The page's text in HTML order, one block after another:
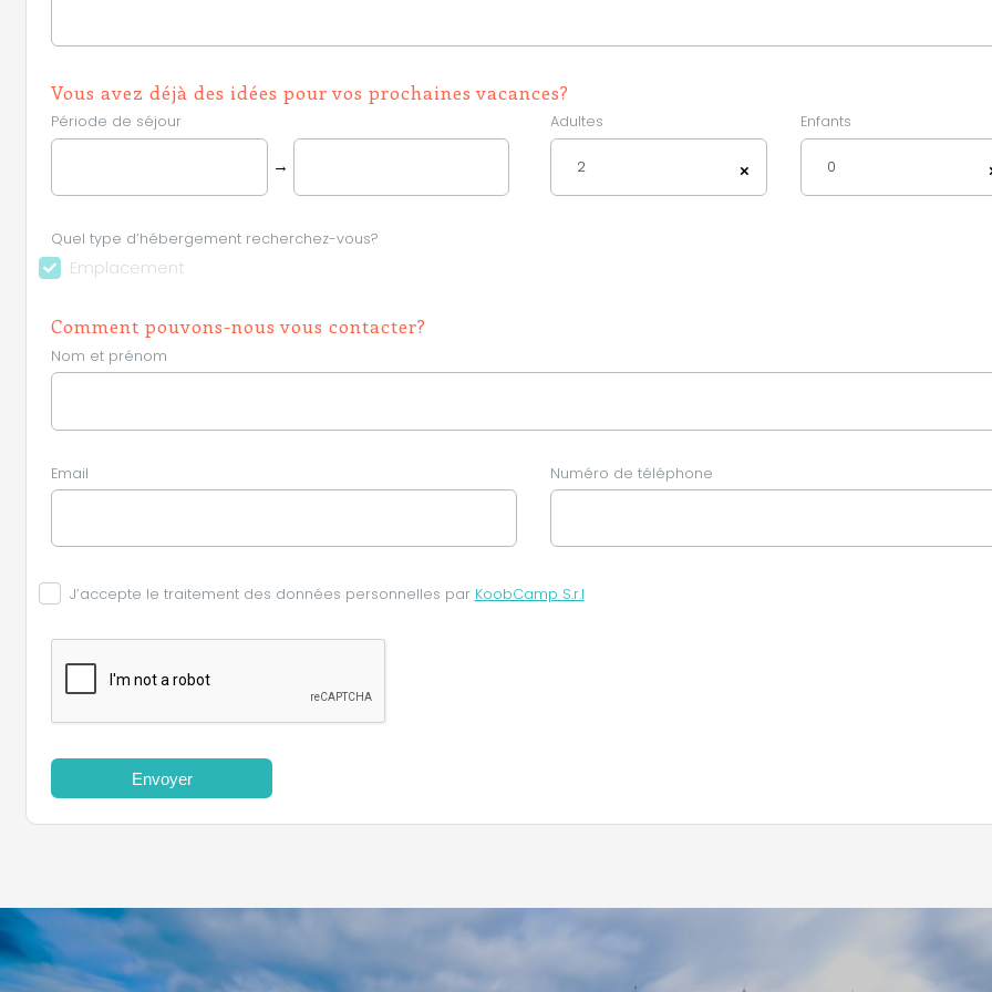
Vous avez déjà des idées pour vos prochaines vacances?
Période de séjour
→
Adultes
×
2
Enfants
0
Quel type d’hébergement recherchez-vous?
Emplacement
Comment pouvons-nous vous contacter?
Nom et prénom
Email Numéro de téléphone
J’accepte le traitement des données personnelles par KoobCamp S.r.l
Envoyer